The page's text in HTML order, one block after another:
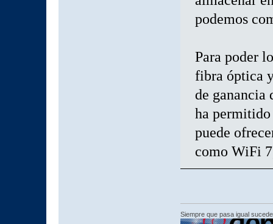
podemos
Para poder
fibra óptica
de ganancia
ha permitido
puede
como WiFi
Siempre que pasa igual